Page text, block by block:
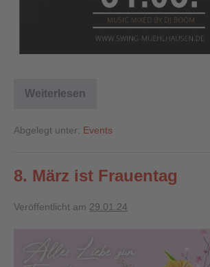
Weiterlesen
Abgelegt unter: Events
8. März ist Frauentag
Veröffentlicht am 29.01.24